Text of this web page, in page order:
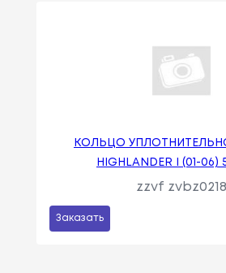
КОЛЬЦО
HIGHLANDER I (01-06)
zzvf zvbz0218
Заказать